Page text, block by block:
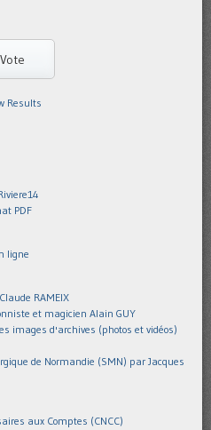
Results
PDF
ligne
RAMEIX
et magicien Alain GUY
images d'archives (photos et vidéos)
de Normandie (SMN) par Jacques
aux Comptes (CNCC)